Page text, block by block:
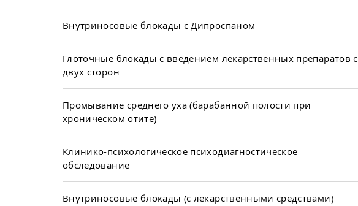
Внутриносовые блокады с Дипроспаном
Глоточные блокады с введением лекарственных препаратов с
двух сторон
Промывание среднего уха (барабанной полости при
хроническом отите)
Клинико-психологическое психодиагностическое
обследование
Внутриносовые блокады (с лекарственными средствами)